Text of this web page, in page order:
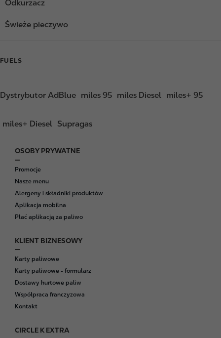
Odkurzacz
Świeże pieczywo
FUELS
Dystrybutor AdBlue miles 95 miles Diesel miles+ 95
miles+ Diesel Supragas
F
o
o
t
e
r
OSOBY PRYWATNE
Promocje
Nasze menu
Alergeny i składniki produktów
Aplikacja mobilna
Płać aplikacją za paliwo
KLIENT BIZNESOWY
Karty paliwowe
Karty paliwowe - formularz
Dostawy hurtowe paliw
Współpraca franczyzowa
Kontakt
CIRCLE K EXTRA